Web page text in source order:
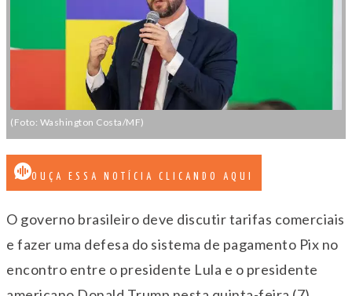
(Foto: Washington Costa/MF)
OUÇA ESSA NOTÍCIA CLICANDO AQUI
O governo brasileiro deve discutir tarifas comerciais
e fazer uma defesa do sistema de pagamento Pix no
encontro entre o presidente Lula e o presidente